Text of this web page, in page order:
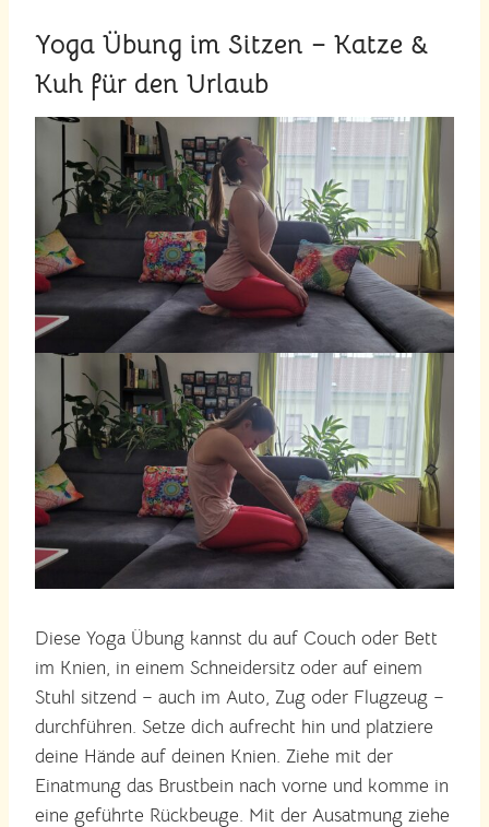
Yoga Übung im Sitzen – Katze &
Kuh für den Urlaub
Diese Yoga Übung kannst du auf Couch oder Bett
im Knien, in einem Schneidersitz oder auf einem
Stuhl sitzend – auch im Auto, Zug oder Flugzeug –
durchführen. Setze dich aufrecht hin und platziere
deine Hände auf deinen Knien. Ziehe mit der
Einatmung das Brustbein nach vorne und komme in
eine geführte Rückbeuge. Mit der Ausatmung ziehe